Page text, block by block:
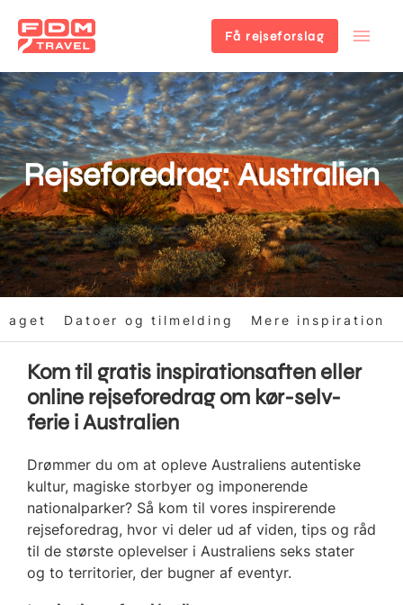
Gå
til
hovedindhold
Få rejseforslag
Rejseforedrag: Australien
Datoer og tilmelding Mere inspiration
Kom til gratis inspirationsaften eller
online rejseforedrag om kør-selv-
ferie i Australien
Drømmer du om at opleve Australiens autentiske
kultur, magiske storbyer og imponerende
nationalparker? Så kom til vores inspirerende
rejseforedrag, hvor vi deler ud af viden, tips og råd
til de største oplevelser i Australiens seks stater
og to territorier, der bugner af eventyr.